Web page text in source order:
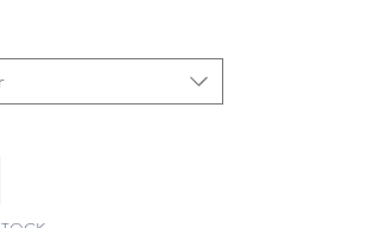
:
end ou
beige.
de conseils de